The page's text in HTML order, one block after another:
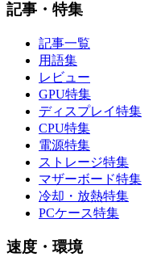
記事・特集
記事一覧
用語集
レビュー
GPU特集
ディスプレイ特集
CPU特集
電源特集
ストレージ特集
マザーボード特集
冷却・放熱特集
PCケース特集
速度・環境